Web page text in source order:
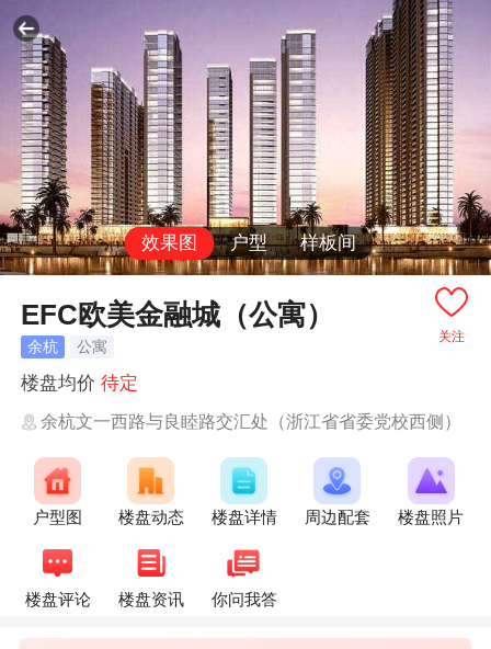
效果图 户型 样板间
关注
EFC欧美金融城（公寓）
余杭 公寓
楼盘均价待定
余杭文一西路与良睦路交汇处（浙江省省委党校西侧）
户型图 楼盘动态 楼盘详情 周边配套 楼盘照片
楼盘评论 楼盘资讯 你问我答